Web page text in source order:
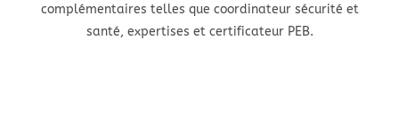
complémentaires telles que coordinateur sécurité et
santé, expertises et certificateur PEB.